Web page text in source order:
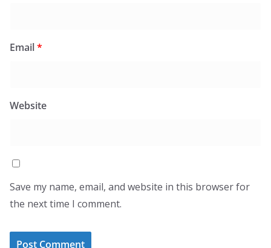
Email*
Website
Save my name, email, and website in this browser for
the next time I comment.